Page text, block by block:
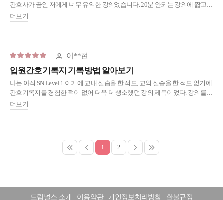
드림널스 소개 이용약관 개인정보처리방침 환불규정